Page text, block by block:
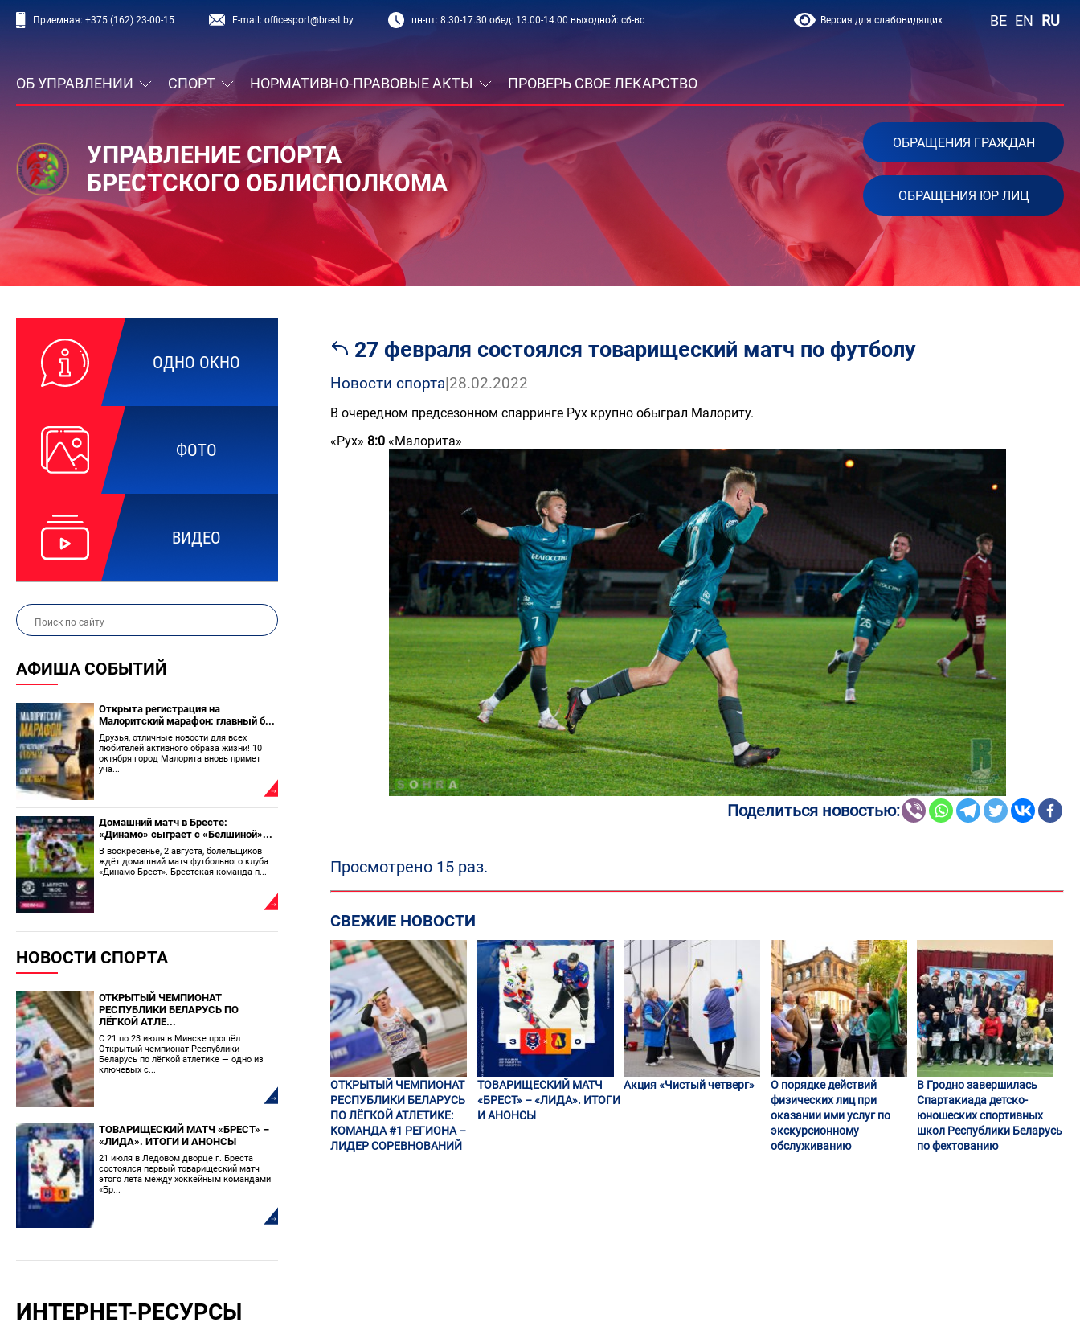
Приемная: +375 (162) 23-00-15 E-mail:officesport@brest.by пн-пт: 8.30-17.30 обед: 13.00-14.00 выходной: сб-вс Версия для слабовидящих BE EN RU
ОБ УПРАВЛЕНИИ СПОРТ НОРМАТИВНО-ПРАВОВЫЕ АКТЫ ПРОВЕРЬ СВОЕ ЛЕКАРСТВО
УПРАВЛЕНИЕ СПОРТА
БРЕСТСКОГО ОБЛИСПОЛКОМА
ОБРАЩЕНИЯ ГРАЖДАН
ОБРАЩЕНИЯ ЮР ЛИЦ
ОДНО ОКНО
ФОТО
ВИДЕО
АФИША СОБЫТИЙ
Открыта регистрация на
Малоритский марафон: главный б...
Друзья, отличные новости для всех
любителей активного образа жизни! 10
октября город Малорита вновь примет
уча...
Домашний матч в Бресте:
«Динамо» сыграет с «Белшиной»...
В воскресенье, 2 августа, болельщиков
ждёт домашний матч футбольного клуба
«Динамо-Брест». Брестская команда п...
НОВОСТИ СПОРТА
ОТКРЫТЫЙ ЧЕМПИОНАТ
РЕСПУБЛИКИ БЕЛАРУСЬ ПО
ЛЁГКОЙ АТЛЕ...
С 21 по 23 июля в Минске прошёл
Открытый чемпионат Республики
Беларусь по лёгкой атлетике — одно из
ключевых с...
ТОВАРИЩЕСКИЙ МАТЧ «БРЕСТ» –
«ЛИДА». ИТОГИ И АНОНСЫ
21 июля в Ледовом дворце г. Бреста
состоялся первый товарищеский матч
этого лета между хоккейным командами
«Бр...
27 февраля состоялся товарищеский матч по футболу
Новости спорта|28.02.2022
В очередном предсезонном спарринге Рух крупно обыграл Малориту.
«Рух»8:0 «Малорита»
Поделиться новостью:
Просмотрено 15 раз.
СВЕЖИЕ НОВОСТИ
ОТКРЫТЫЙ ЧЕМПИОНАТ
РЕСПУБЛИКИ БЕЛАРУСЬ
ПО ЛЁГКОЙ АТЛЕТИКЕ:
КОМАНДА #1 РЕГИОНА –
ЛИДЕР СОРЕВНОВАНИЙ
ТОВАРИЩЕСКИЙ МАТЧ
«БРЕСТ» – «ЛИДА». ИТОГИ
И АНОНСЫ
Акция «Чистый четверг»
О порядке действий
физических лиц при
оказании ими услуг по
экскурсионному
обслуживанию
В Гродно завершилась
Спартакиада детско-
юношеских спортивных
школ Республики Беларусь
по фехтованию
ИНТЕРНЕТ-РЕСУРСЫ